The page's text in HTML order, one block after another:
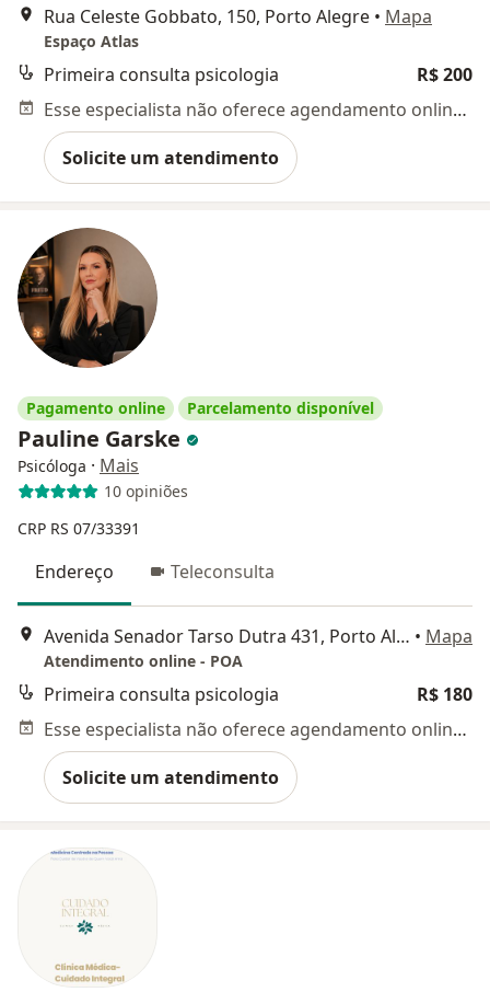
Rua Celeste Gobbato, 150, Porto Alegre • Mapa
Espaço Atlas
Primeira consulta psicologia
R$ 200
Esse especialista não oferece agendamento online para esse endereço.
Solicite um atendimento
Pagamento online Parcelamento disponível
Pauline Garske
Psicóloga · Mais
10 opiniões
CRP RS 07/33391
Endereço Teleconsulta
Avenida Senador Tarso Dutra 431, Porto Alegre • Mapa
Atendimento online - POA
Primeira consulta psicologia
R$ 180
Esse especialista não oferece agendamento online para esse endereço.
Solicite um atendimento